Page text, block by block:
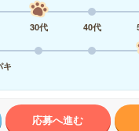
30代 40代
キ
応募へ進む